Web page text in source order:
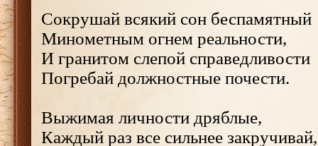
Сокрушай всякий сон беспамятный
Минометным огнем реальности,
И гранитом слепой справедливости
Погребай должностные почести.
Выжимая личности дряблые,
Каждый раз все сильнее закручивай,